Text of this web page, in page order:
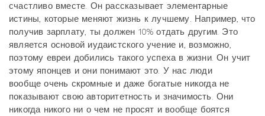
счастливо вместе. Он рассказывает элементарные
истины, которые меняют жизнь к лучшему. Например, что
получив зарплату, ты должен 10% отдать другим. Это
является основой иудаистского учение и, возможно,
поэтому евреи добились такого успеха в жизни. Он учит
этому японцев и они понимают это. У нас люди
вообще очень скромные и даже богатые никогда не
показывают свою авторитетность и значимость. Они
никогда никого ни о чем не просят и вообще боятся